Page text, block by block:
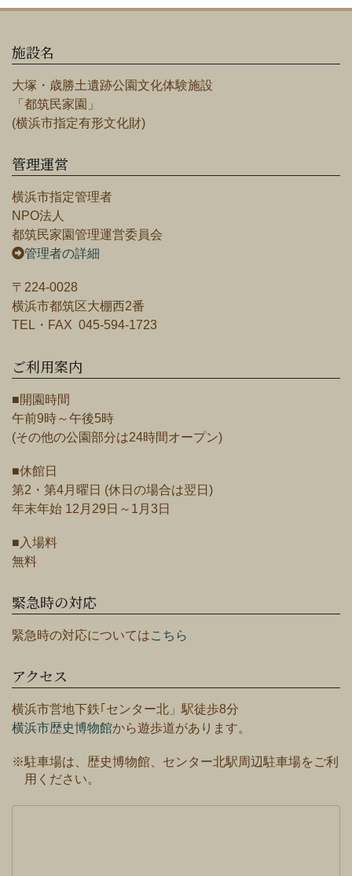
施設名
大塚・歳勝土遺跡公園文化体験施設
「都筑民家園」
(横浜市指定有形文化財)
管理運営
横浜市指定管理者
NPO法人
都筑民家園管理運営委員会
管理者の詳細
〒224-0028
横浜市都筑区大棚西2番
TEL・FAX 045-594-1723
ご利用案内
■開園時間
午前9時～午後5時
(その他の公園部分は24時間オープン)
■休館日
第2・第4月曜日 (休日の場合は翌日)
年末年始 12月29日～1月3日
■入場料
無料
緊急時の対応
緊急時の対応についてはこちら
アクセス
横浜市営地下鉄｢センター北」駅徒歩8分
横浜市歴史博物館から遊歩道があります。
※駐車場は、歴史博物館、センター北駅周辺駐車場をご利
用ください。